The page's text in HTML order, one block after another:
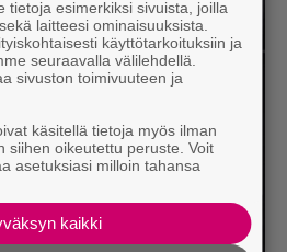
tietoja esimerkiksi sivuista, joilla
laitteesi ominaisuuksista.
käyttötarkoituksiin ja
seuraavalla välilehdellä.
sivuston toimivuuteen ja
käsitellä tietoja myös ilman
siihen oikeutettu peruste. Voit
asetuksiasi milloin tahansa
kaikki